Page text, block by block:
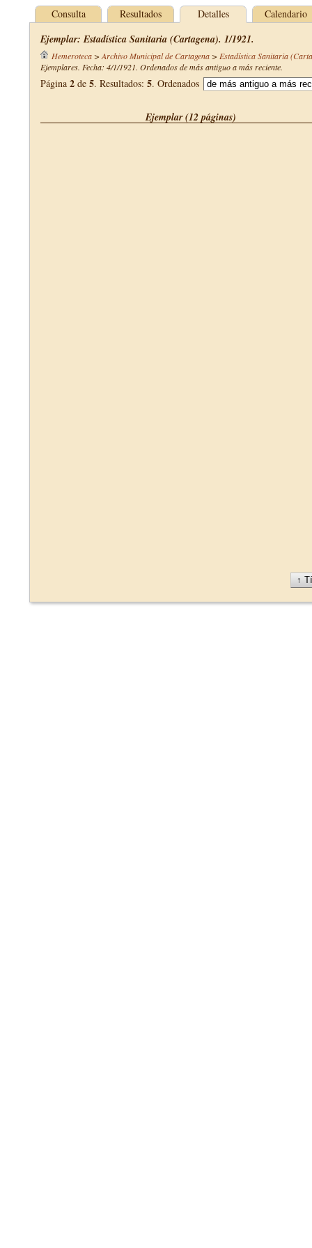
Consulta Resultados Detalles Calendario
Ejemplar: Estadística Sanitaria (Cartagena). 1/1921.
Hemeroteca> Archivo Municipal de Cartagena> Estadística Sanitaria
Ejemplares. Fecha: 4/1/1921. Ordenados de más antiguo a más reciente.
Página 2 de 5. Resultados: 5. Ordenados
Ejemplar (12 páginas)